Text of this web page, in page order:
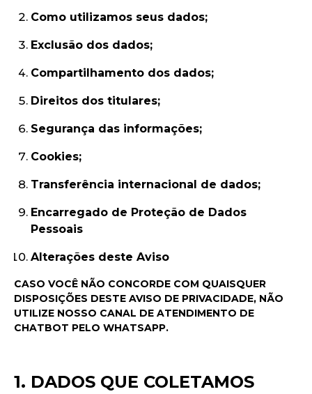
Como utilizamos seus dados;
Exclusão dos dados;
Compartilhamento dos dados;
Direitos dos titulares;
Segurança das informações;
Cookies;
Transferência internacional de dados;
Encarregado de Proteção de Dados
Pessoais
Alterações deste Aviso
CASO VOCÊ NÃO CONCORDE COM QUAISQUER
DISPOSIÇÕES DESTE AVISO DE PRIVACIDADE, NÃO
UTILIZE NOSSO CANAL DE ATENDIMENTO DE
CHATBOT PELO WHATSAPP.
1. DADOS QUE COLETAMOS